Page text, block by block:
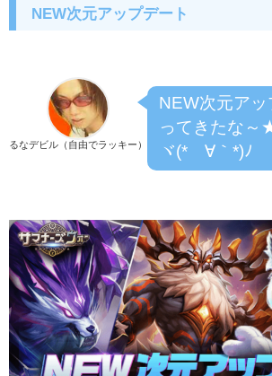
NEW次元アップデート
るなデビル（自由でラッキー）
NEW次元ア
ってきたな～
ヾ(*´∀｀*)ﾉ